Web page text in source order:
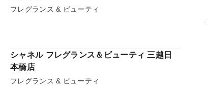
フレグランス & ビューティ
シャネル フレグランス＆ビューティ 三越日
本橋店
フレグランス & ビューティ